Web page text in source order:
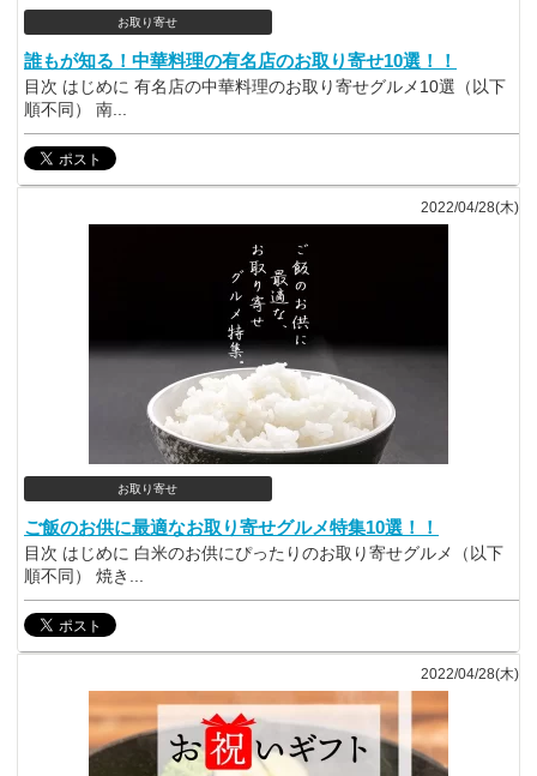
お取り寄せ
誰もが知る！中華料理の有名店のお取り寄せ10選！！
目次 はじめに 有名店の中華料理のお取り寄せグルメ10選（以下
順不同） 南...
2022/04/28(木)
お取り寄せ
ご飯のお供に最適なお取り寄せグルメ特集10選！！
目次 はじめに 白米のお供にぴったりのお取り寄せグルメ（以下
順不同） 焼き...
2022/04/28(木)